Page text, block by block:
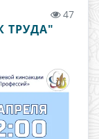
47
ТРУДА"